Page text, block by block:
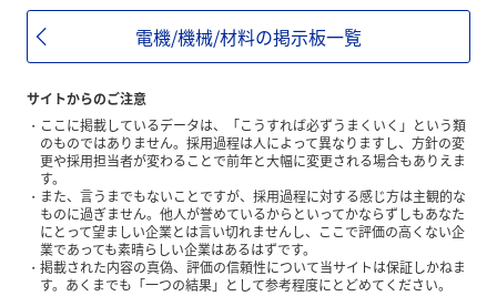
電機/機械/材料の掲示板一覧
サイトからのご注意
ここに掲載しているデータは、「こうすれば必ずうまくいく」という類
のものではありません。採用過程は人によって異なりますし、方針の変
更や採用担当者が変わることで前年と大幅に変更される場合もありえま
す。
また、言うまでもないことですが、採用過程に対する感じ方は主観的な
ものに過ぎません。他人が誉めているからといってかならずしもあなた
にとって望ましい企業とは言い切れませんし、ここで評価の高くない企
業であっても素晴らしい企業はあるはずです。
掲載された内容の真偽、評価の信頼性について当サイトは保証しかねま
す。あくまでも「一つの結果」として参考程度にとどめてください。